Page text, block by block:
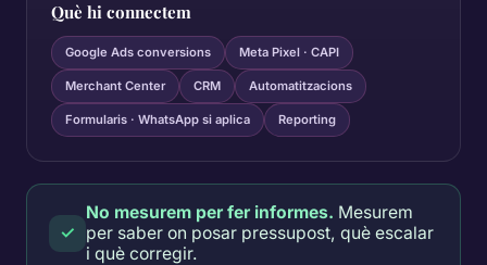
Què hi connectem
Google Ads conversions Meta Pixel · CAPI
Merchant Center CRM Automatitzacions
Formularis · WhatsApp si aplica Reporting
✓
No mesurem per fer informes. Mesurem
per saber on posar pressupost, què escalar
i què corregir.